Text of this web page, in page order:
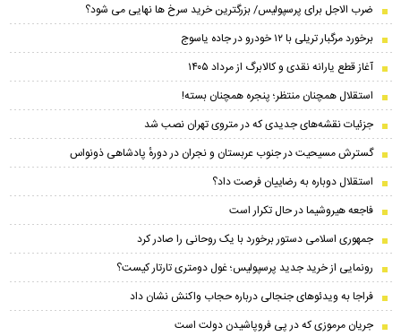
ضرب الاجل برای پرسپولیس/ بزرگترین خرید سرخ ها نهایی می شود؟
برخورد مرگبار تریلی با ۱۲ خودرو در جاده یاسوج
آغاز قطع یارانه نقدی و کالابرگ از مرداد ۱۴۰۵
استقلال همچنان منتظر؛ پنجره همچنان بسته!
جزئیات نقشه‌های جدیدی که در متروی تهران نصب شد
گسترش مسیحیت در جنوب عربستان و نجران در دورهٔ پادشاهی ذونواس
استقلال دوباره به رضاییان فرصت داد؟
فاجعه هیروشیما در حال تکرار است
جمهوری اسلامی دستور برخورد با یک روحانی را صادر کرد
رونمایی از خرید جدید پرسپولیس؛ غول دومتری تارتار کیست؟
فراجا به ویدئوهای جنجالی درباره حجاب واکنش نشان داد
جریان مرموزی که در پی فروپاشیدن دولت است